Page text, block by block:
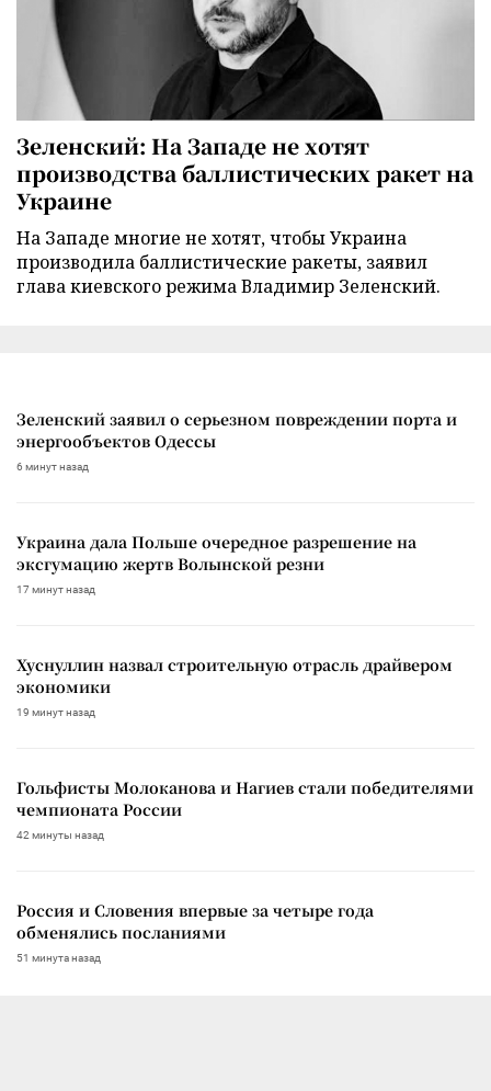
Зеленский: На Западе не хотят
производства баллистических ракет на
Украине
На Западе многие не хотят, чтобы Украина
производила баллистические ракеты, заявил
глава киевского режима Владимир Зеленский.
Зеленский заявил о серьезном повреждении порта и
энергообъектов Одессы
6 минут назад
Украина дала Польше очередное разрешение на
эксгумацию жертв Волынской резни
17 минут назад
Хуснуллин назвал строительную отрасль драйвером
экономики
19 минут назад
Гольфисты Молоканова и Нагиев стали победителями
чемпионата России
42 минуты назад
Россия и Словения впервые за четыре года
обменялись посланиями
51 минута назад